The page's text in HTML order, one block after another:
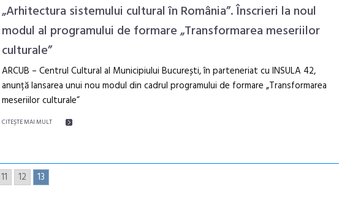
„Arhitectura sistemului cultural în România”. Înscrieri la noul
modul al programului de formare „Transformarea meseriilor
culturale”
ARCUB – Centrul Cultural al Municipiului București, în parteneriat cu INSULA 42,
anunță lansarea unui nou modul din cadrul programului de formare „Transformarea
meseriilor culturale”
CITEŞTE MAI MULT
11 12 13